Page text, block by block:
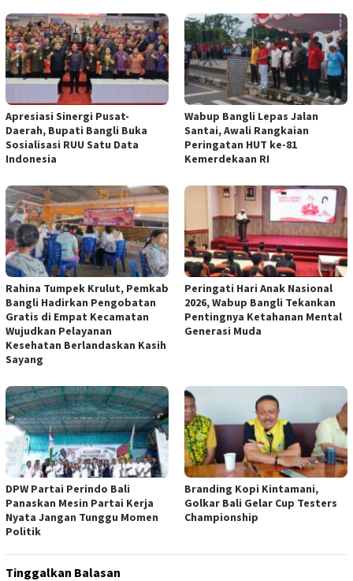
Apresiasi Sinergi Pusat-
Daerah, Bupati Bangli Buka
Sosialisasi RUU Satu Data
Indonesia
Wabup Bangli Lepas Jalan
Santai, Awali Rangkaian
Peringatan HUT ke-81
Kemerdekaan RI
Rahina Tumpek Krulut, Pemkab
Bangli Hadirkan Pengobatan
Gratis di Empat Kecamatan
Wujudkan Pelayanan
Kesehatan Berlandaskan Kasih
Sayang
Peringati Hari Anak Nasional
2026, Wabup Bangli Tekankan
Pentingnya Ketahanan Mental
Generasi Muda
DPW Partai Perindo Bali
Panaskan Mesin Partai Kerja
Nyata Jangan Tunggu Momen
Politik
Branding Kopi Kintamani,
Golkar Bali Gelar Cup Testers
Championship
Tinggalkan Balasan